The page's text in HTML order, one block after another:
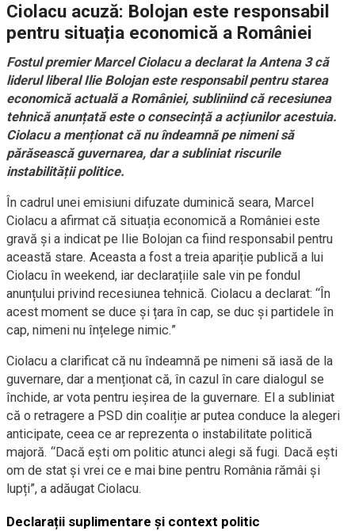
Ciolacu acuză: Bolojan este responsabil
pentru situația economică a României
Fostul premier Marcel Ciolacu a declarat la Antena 3 că
liderul liberal Ilie Bolojan este responsabil pentru starea
economică actuală a României, subliniind că recesiunea
tehnică anunțată este o consecință a acțiunilor acestuia.
Ciolacu a menționat că nu îndeamnă pe nimeni să
părăsească guvernarea, dar a subliniat riscurile
instabilității politice.
În cadrul unei emisiuni difuzate duminică seara, Marcel
Ciolacu a afirmat că situația economică a României este
gravă și a indicat pe Ilie Bolojan ca fiind responsabil pentru
această stare. Aceasta a fost a treia apariție publică a lui
Ciolacu în weekend, iar declarațiile sale vin pe fondul
anunțului privind recesiunea tehnică. Ciolacu a declarat: “În
acest moment se duce și țara în cap, se duc și partidele în
cap, nimeni nu înțelege nimic.”
Ciolacu a clarificat că nu îndeamnă pe nimeni să iasă de la
guvernare, dar a menționat că, în cazul în care dialogul se
închide, ar vota pentru ieșirea de la guvernare. El a subliniat
că o retragere a PSD din coaliție ar putea conduce la alegeri
anticipate, ceea ce ar reprezenta o instabilitate politică
majoră. “Dacă ești om politic atunci alegi să fugi. Dacă ești
om de stat și vrei ce e mai bine pentru România rămâi și
lupți”, a adăugat Ciolacu.
Declarații suplimentare și context politic